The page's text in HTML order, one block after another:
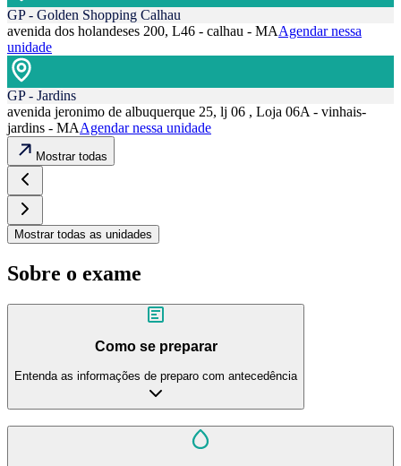
GP - Golden Shopping Calhau
avenida dos holandeses 200, L46 - calhau - MAAgendar nessa
unidade
GP - Jardins
avenida jeronimo de albuquerque 25, lj 06 , Loja 06A - vinhais-
jardins - MAAgendar nessa unidade
Mostrar todas
Mostrar todas as unidades
Sobre o exame
Como se preparar
Entenda as informações de preparo com antecedência